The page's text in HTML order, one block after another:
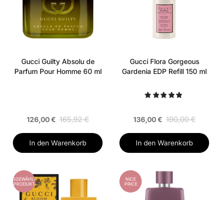
Gucci Guilty Absolu de
Parfum Pour Homme 60 ml
126,00 € 165,92 €
In den Warenkorb
Gucci Flora Gorgeous
Gardenia EDP Refill 150 ml
136,00 € 190,00 €
In den Warenkorb
AUSGEWÄHLTES
PRODUKT
NICE
PRICE